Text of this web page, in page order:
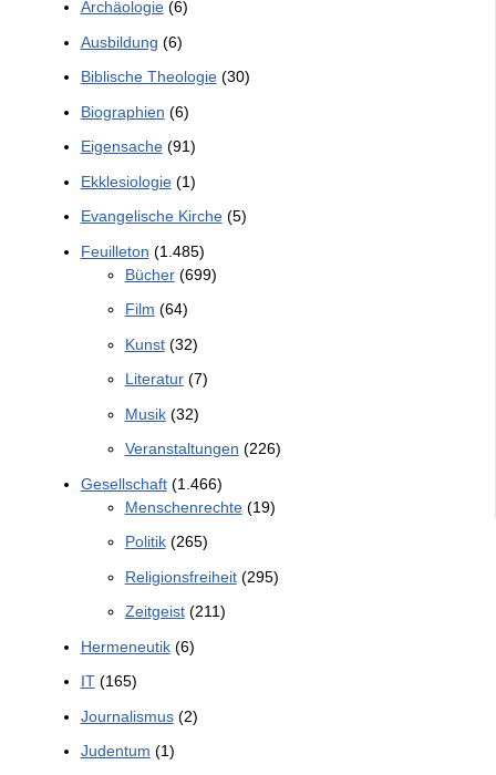
Archäologie(6)
Ausbildung (6)
Biblische Theologie(30)
Biographien (6)
Eigensache(91)
Ekklesiologie(1)
Evangelische Kirche(5)
Feuilleton (1.485)
Bücher(699)
Film (64)
Kunst(32)
Literatur(7)
Musik(32)
Veranstaltungen (226)
Gesellschaft(1.466)
Menschenrechte(19)
Politik(265)
Religionsfreiheit(295)
Zeitgeist(211)
Hermeneutik(6)
IT(165)
Journalismus(2)
Judentum (1)